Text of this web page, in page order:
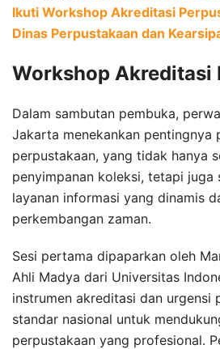
Ikuti Workshop Akreditasi
Dinas Perpustakaan dan
Workshop Akreditasi
Dalam sambutan pembuka,
Jakarta menekankan pentingnya
perpustakaan, yang tidak hanya
penyimpanan koleksi, tetapi juga
layanan informasi yang dinamis
perkembangan zaman.
Sesi pertama dipaparkan oleh
Ahli Madya dari Universitas
instrumen akreditasi dan urgensi
standar nasional untuk
perpustakaan yang profesional.